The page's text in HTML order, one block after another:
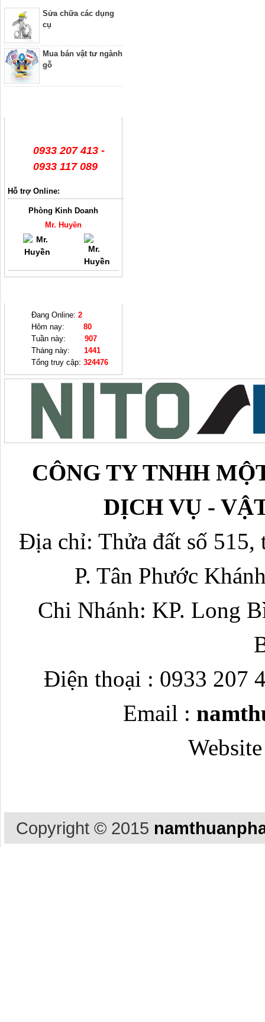
Sửa chữa các dụng
cụ
Mua bán vật tư ngành
gỗ
0933 207 413 -
0933 117 089
Hỗ trợ Online:
Phòng Kinh Doanh
Mr. Huyền
Đang Online: 2
Hôm nay: 80
Tuần này: 907
Tháng này: 1441
Tổng truy cập: 324476
CÔNG TY TNHH
DỊCH VỤ -
Địa chỉ: Thửa đất số
P. Tân Phước
Chi Nhánh: KP. Long
Điện thoại : 0933 207
Email :
Copyright © 2015